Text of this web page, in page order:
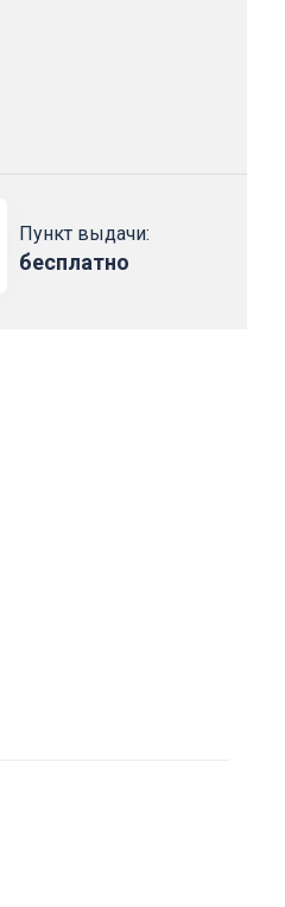
Пункт выдачи:
бесплатно